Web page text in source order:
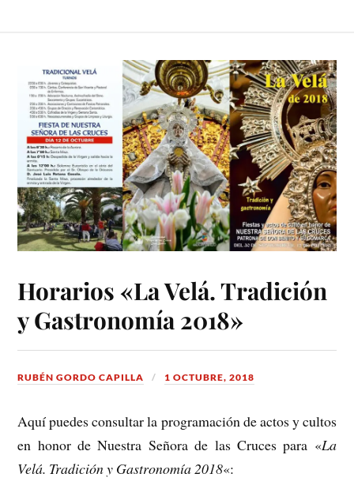
Horarios «La Velá. Tradición
y Gastronomía 2018»
RUBÉN GORDO CAPILLA 1 OCTUBRE, 2018
Aquí puedes consultar la programación de actos y cultos
en honor de Nuestra Señora de las Cruces para «La
Velá. Tradición y Gastronomía 2018«: